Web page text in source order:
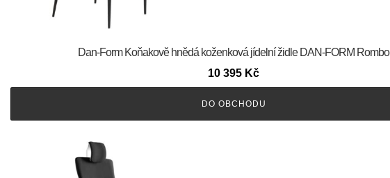
​​​​​Dan-Form Koňakově hnědá koženková jídelní židle DAN-FORM Rombo
10 395 Kč
DO OBCHODU